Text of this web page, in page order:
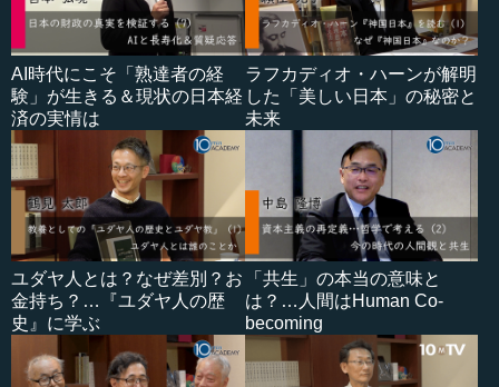
AI時代にこそ「熟達者の経
験」が生きる＆現状の日本経
済の実情は
ラフカディオ・ハーンが解明
した「美しい日本」の秘密と
未来
ユダヤ人とは？なぜ差別？お
金持ち？…『ユダヤ人の歴
史』に学ぶ
「共生」の本当の意味と
は？…人間はHuman Co-
becoming